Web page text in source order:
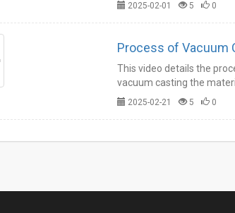
2025-02-01 5 0
Process of Vacuum
This video details the
vacuum casting the
casting molding process.…
2025-02-21 5 0